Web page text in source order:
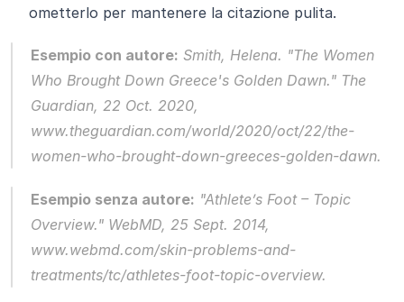
ometterlo per mantenere la citazione pulita.
Esempio con autore: Smith, Helena. "The Women
Who Brought Down Greece's Golden Dawn." The
Guardian, 22 Oct. 2020,
www.theguardian.com/world/2020/oct/22/the-
women-who-brought-down-greeces-golden-dawn.
Esempio senza autore: "Athlete’s Foot – Topic
Overview." WebMD, 25 Sept. 2014,
www.webmd.com/skin-problems-and-
treatments/tc/athletes-foot-topic-overview.